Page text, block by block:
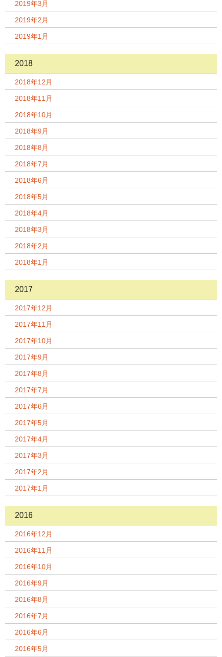
2019年3月
2019年2月
2019年1月
2018
2018年12月
2018年11月
2018年10月
2018年9月
2018年8月
2018年7月
2018年6月
2018年5月
2018年4月
2018年3月
2018年2月
2018年1月
2017
2017年12月
2017年11月
2017年10月
2017年9月
2017年8月
2017年7月
2017年6月
2017年5月
2017年4月
2017年3月
2017年2月
2017年1月
2016
2016年12月
2016年11月
2016年10月
2016年9月
2016年8月
2016年7月
2016年6月
2016年5月